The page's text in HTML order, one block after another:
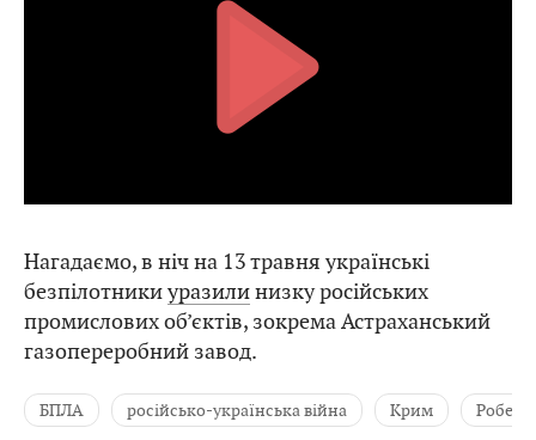
Нагадаємо, в ніч на 13 травня українські
безпілотникиуразилинизку російських
промислових об’єктів, зокрема Астраханський
газопереробний завод.
БПЛА російсько-українська війна Крим Роберт